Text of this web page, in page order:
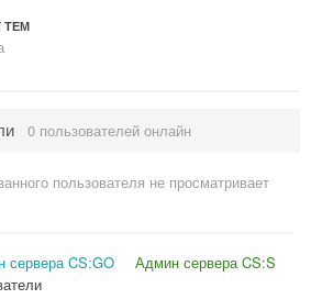
ТЕМ
0 пользователей онлайн
пользователя не просматривает
сервера CS:GO
Админ сервера CS:S